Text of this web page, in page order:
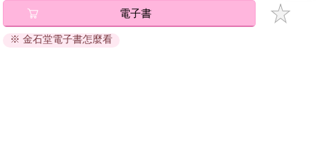
退換貨須知：
因版權保護，您在金石堂所購買的電子書僅能以金石堂專屬
電子書
※ 金石堂電子書怎麼看